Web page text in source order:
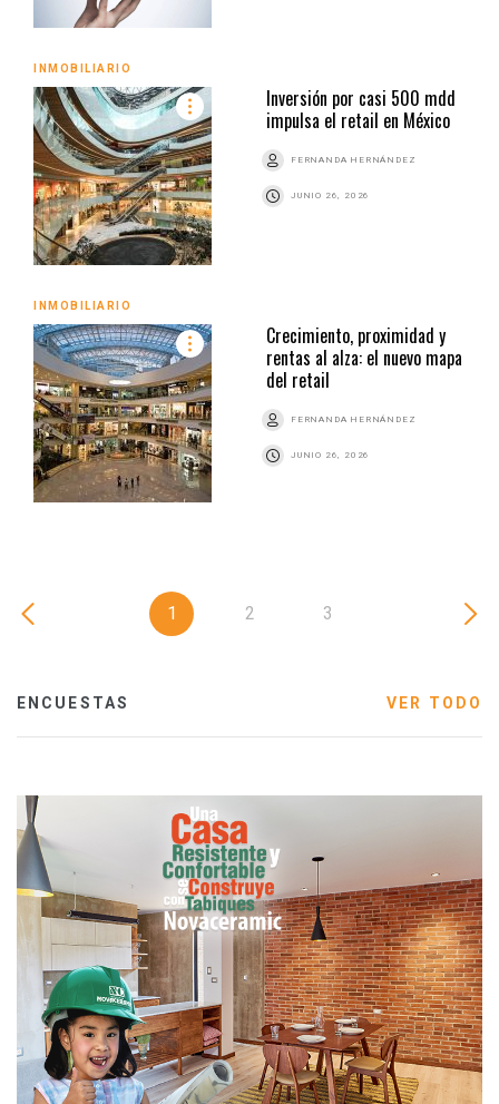
INMOBILIARIO
Inversión por casi 500 mdd
impulsa el retail en México
FERNANDA HERNÁNDEZ
JUNIO 26, 2026
INMOBILIARIO
Crecimiento, proximidad y
rentas al alza: el nuevo mapa
del retail
FERNANDA HERNÁNDEZ
JUNIO 26, 2026
1 2 3
ENCUESTAS VER TODO